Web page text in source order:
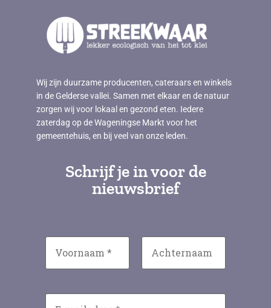
Wij zijn duurzame producenten, cateraars en winkels
in de Gelderse vallei. Samen met elkaar en de natuur
zorgen wij voor lokaal en gezond eten. Iedere
zaterdag op de Wageningse Markt voor het
gemeentehuis, en bij veel van onze leden.
Schrijf je in voor de
nieuwsbrief